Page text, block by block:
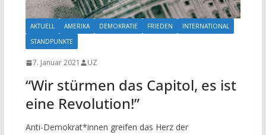
AKTUELL AMERIKA DEMOKRATIE FRIEDEN
INTERNATIONAL
STANDPUNKTE
7. Januar 2021 UZ
“Wir stürmen das Capitol, es ist
eine Revolution!”
Anti-Demokrat*innen greifen das Herz der